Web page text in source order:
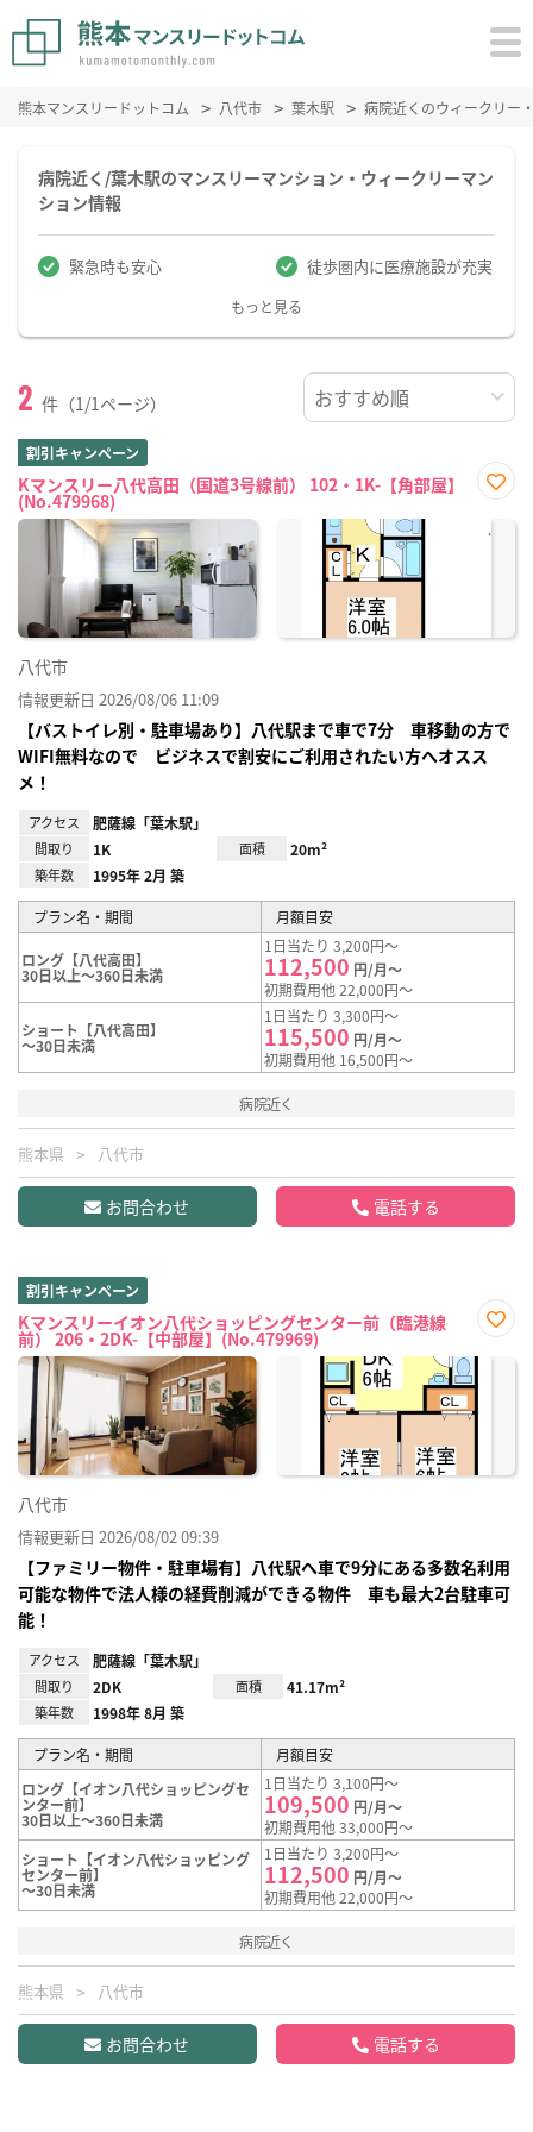
熊本マンスリードットコム 八代市 葉木駅 病院近くのウィークリー
病院近く/葉木駅のマンスリーマンション・ウィークリーマン
ション情報
緊急時も安心 徒歩圏内に医療施設が充実
もっと見る
2 件（1/1ページ）
割引キャンペーン
Kマンスリー八代高田（国道3号線前） 102・1K-【角部屋】
(No.479968)
に入
り登
八代市
情報更新日 2026/08/06 11:09
【バストイレ別・駐車場あり】八代駅まで車で7分 車移動の方で
WIFI無料なので ビジネスで割安にご利用されたい方へオスス
メ！
アクセス 肥薩線「葉木駅」
間取り 1K 面積 20m²
築年数 1995年 2月 築
プラン名・期間 月額目安
ロング【八代高田】
30日以上～360日未満
1日当たり 3,200円～
112,500 円/月～
初期費用他 22,000円～
ショート【八代高田】
～30日未満
1日当たり 3,300円～
115,500 円/月～
初期費用他 16,500円～
病院近く
熊本県 八代市
お問合わせ 電話する
割引キャンペーン
Kマンスリーイオン八代ショッピングセンター前（臨港線
前） 206・2DK-【中部屋】(No.479969)
に入
八代市
情報更新日 2026/08/02 09:39
【ファミリー物件・駐車場有】八代駅へ車で9分にある多数名利用
可能な物件で法人様の経費削減ができる物件 車も最大2台駐車可
能！
アクセス 肥薩線「葉木駅」
間取り 2DK 面積 41.17m²
築年数 1998年 8月 築
プラン名・期間
月額目安
ロング【イオン八代ショッピングセ
ンター前】
30日以上～360日未満
1日当たり 3,100円～
109,500 円/月～
初期費用他 33,000円～
ショート【イオン八代ショッピング
センター前】
～30日未満
1日当たり 3,200円～
112,500 円/月～
初期費用他 22,000円～
病院近く
熊本県 八代市
お問合わせ 電話する